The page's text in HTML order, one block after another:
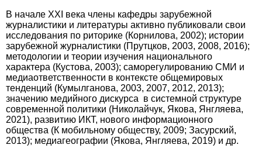
В начале XXI века члены кафедры зарубежной
журналистики и литературы активно публиковали свои
исследования по риторике (Корнилова, 2002); истории
зарубежной журналистики (Прутцков, 2003, 2008, 2016);
методологии и теории изучения национального
характера (Кустова, 2003); саморегулированию СМИ и
медиа­ответственности в контексте общемировых
тенденций (Кумылганова, 2003, 2007, 2012, 2013);
значению медийного дискурса в системной структуре
современной политики (Николайчук, Якова, Янгляева,
2021), развитию ИКТ, нового информационного
общества (К мобильному обществу, 2009; Засурский,
2013); медиагеографии (Якова, Янгляева, 2019) и др.